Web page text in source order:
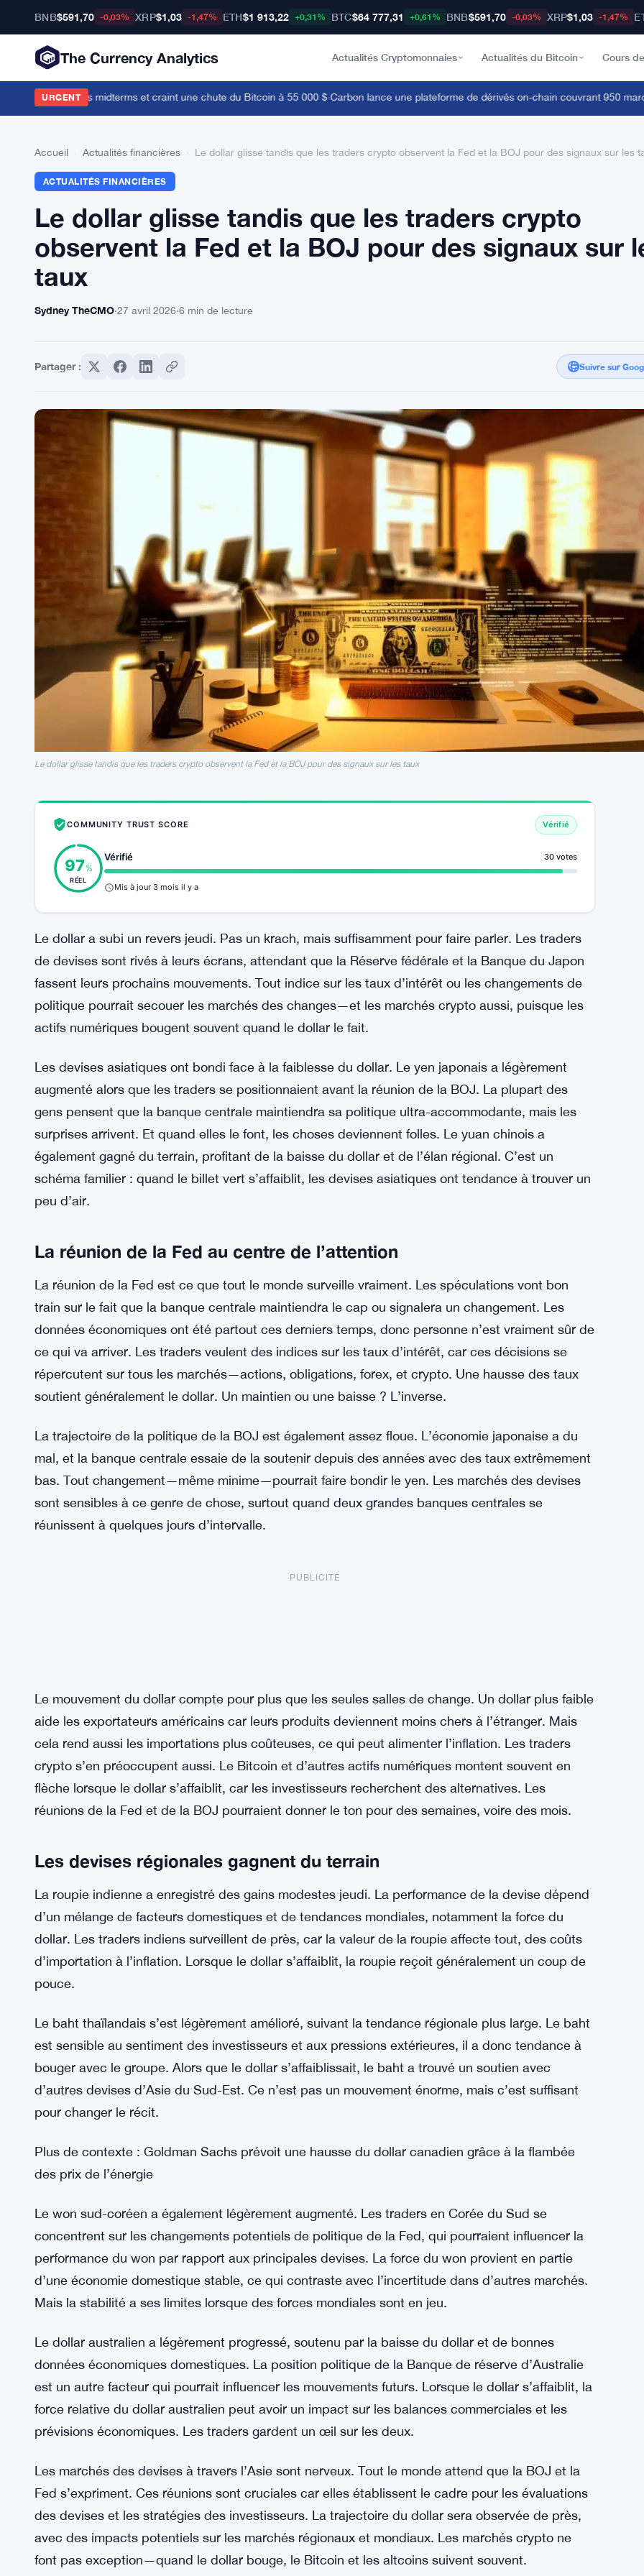
BNB$591,70 -0,03% XRP$1,03 -1,47% ETH$1 913,22 +0,31% BTC$64 777,31 +0,61% BNB$591,70 -0,03% XRP$1,03 -1,47%
The Currency Analytics Actualités Cryptomonnaies Actualités du Bitcoin Cours
URGENT
Act avant les midterms et craint une chute du Bitcoin à 55 000 $·Carbon lance une plateforme de dérivés on-chain couvrant 950
Accueil Actualités financières Le dollar glisse tandis que les traders crypto observent la Fed et la BOJ pour des signaux sur les
ACTUALITÉS FINANCIÈRES
Le dollar glisse tandis que les traders crypto
observent la Fed et la BOJ pour des signaux sur
taux
Sydney TheCMO·27 avril 2026·6 min de lecture
Partager : Suivre sur
Le dollar glisse tandis que les traders crypto observent la Fed et la BOJ pour des signaux sur les taux
COMMUNITY TRUST SCORE Vérifié
97%
RÉEL
Vérifié 30 votes
Mis à jour 3 mois il y a
Le dollar a subi un revers jeudi. Pas un krach, mais suffisamment pour faire parler. Les traders
de devises sont rivés à leurs écrans, attendant que la Réserve fédérale et la Banque du Japon
fassent leurs prochains mouvements. Tout indice sur les taux d’intérêt ou les changements de
politique pourrait secouer les marchés des changes—et les marchés crypto aussi, puisque les
actifs numériques bougent souvent quand le dollar le fait.
Les devises asiatiques ont bondi face à la faiblesse du dollar. Le yen japonais a légèrement
augmenté alors que les traders se positionnaient avant la réunion de la BOJ. La plupart des
gens pensent que la banque centrale maintiendra sa politique ultra-accommodante, mais les
surprises arrivent. Et quand elles le font, les choses deviennent folles. Le yuan chinois a
également gagné du terrain, profitant de la baisse du dollar et de l’élan régional. C’est un
schéma familier : quand le billet vert s’affaiblit, les devises asiatiques ont tendance à trouver un
peu d’air.
La réunion de la Fed au centre de l’attention
La réunion de la Fed est ce que tout le monde surveille vraiment. Les spéculations vont bon
train sur le fait que la banque centrale maintiendra le cap ou signalera un changement. Les
données économiques ont été partout ces derniers temps, donc personne n’est vraiment sûr de
ce qui va arriver. Les traders veulent des indices sur les taux d’intérêt, car ces décisions se
répercutent sur tous les marchés—actions, obligations, forex, et crypto. Une hausse des taux
soutient généralement le dollar. Un maintien ou une baisse ? L’inverse.
La trajectoire de la politique de la BOJ est également assez floue. L’économie japonaise a du
mal, et la banque centrale essaie de la soutenir depuis des années avec des taux extrêmement
bas. Tout changement—même minime—pourrait faire bondir le yen. Les marchés des devises
sont sensibles à ce genre de chose, surtout quand deux grandes banques centrales se
réunissent à quelques jours d’intervalle.
PUBLICITÉ
aide les exportateurs américains car leurs produits deviennent moins chers à l’étranger. Mais
cela rend aussi les importations plus coûteuses, ce qui peut alimenter l’inflation. Les traders
crypto s’en préoccupent aussi. Le Bitcoin et d’autres actifs numériques montent souvent en
flèche lorsque le dollar s’affaiblit, car les investisseurs recherchent des alternatives. Les
réunions de la Fed et de la BOJ pourraient donner le ton pour des semaines, voire des mois.
Les devises régionales gagnent du terrain
La roupie indienne a enregistré des gains modestes jeudi. La performance de la devise dépend
d’un mélange de facteurs domestiques et de tendances mondiales, notamment la force du
dollar. Les traders indiens surveillent de près, car la valeur de la roupie affecte tout, des coûts
d’importation à l’inflation. Lorsque le dollar s’affaiblit, la roupie reçoit généralement un coup de
Le baht thaïlandais s’est légèrement amélioré, suivant la tendance régionale plus large. Le baht
bouger avec le groupe. Alors que le dollar s’affaiblissait, le baht a trouvé un soutien avec
d’autres devises d’Asie du Sud-Est. Ce n’est pas un mouvement énorme, mais c’est suffisant
pour changer le récit.
Plus de contexte : Goldman Sachs prévoit une hausse du dollar canadien grâce à la flambée
Le won sud-coréen a également légèrement augmenté. Les traders en Corée du Sud se
concentrent sur les changements potentiels de politique de la Fed, qui pourraient influencer la
performance du won par rapport aux principales devises. La force du won provient en partie
d’une économie domestique stable, ce qui contraste avec l’incertitude dans d’autres marchés.
Le dollar australien a légèrement progressé, soutenu par la baisse du dollar et de bonnes
données économiques domestiques. La position politique de la Banque de réserve d’Australie
est un autre facteur qui pourrait influencer les mouvements futurs. Lorsque le dollar s’affaiblit, la
force relative du dollar australien peut avoir un impact sur les balances commerciales et les